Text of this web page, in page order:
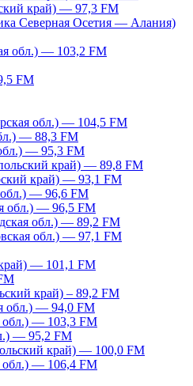
край) — 97,3 FM
Северная Осетия — Алания)
обл.) — 103,2 FM
FM
обл.) — 104,5 FM
— 88,3 FM
— 95,3 FM
край) — 89,8 FM
край) — 93,1 FM
обл.) — 96,6 FM
обл.) — 96,5 FM
обл.) — 89,2 FM
обл.) — 97,1 FM
— 101,1 FM
край) – 89,2 FM
обл.) — 94,0 FM
обл.) — 103,3 FM
— 95,2 FM
край) — 100,0 FM
обл.) — 106,4 FM